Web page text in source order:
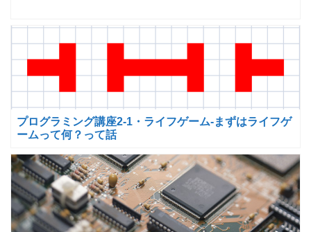
プログラミング講座2-1・ライフゲーム-まずはライフゲ
ームって何？って話